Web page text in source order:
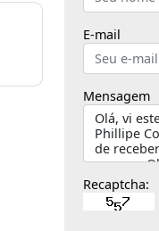
E-mail
Mensagem
Recaptcha: